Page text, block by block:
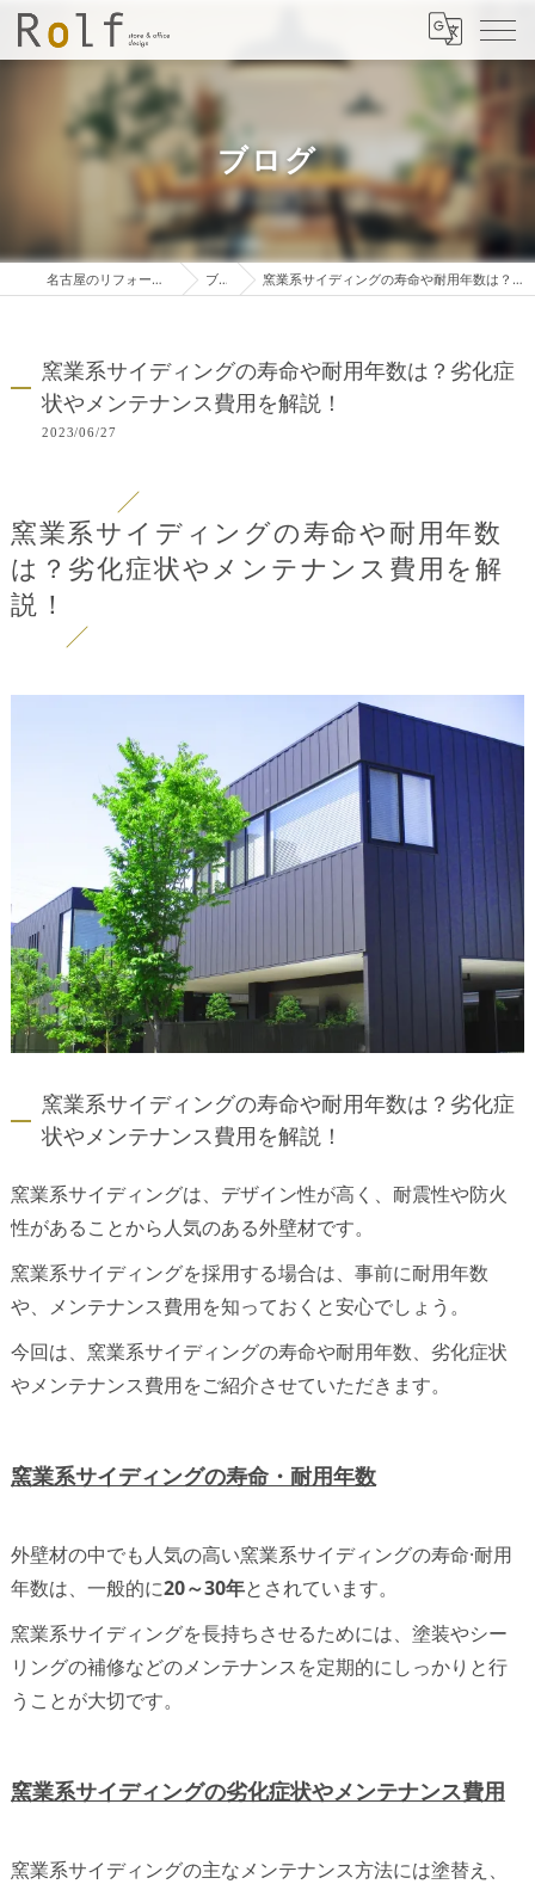
ブログ
名古屋のリフォームは株式会社ロルフ ブログ 窯業系サイディングの寿命や耐用年数は？劣化症状やメンテナンス費用を解説！
窯業系サイディングの寿命や耐用年数は？劣化症
状やメンテナンス費用を解説！
2023/06/27
窯業系サイディングの寿命や耐用年数
は？劣化症状やメンテナンス費用を解
説！
窯業系サイディングの寿命や耐用年数は？劣化症
状やメンテナンス費用を解説！
窯業系サイディングは、デザイン性が高く、耐震性や防火
性があることから人気のある外壁材です。
窯業系サイディングを採用する場合は、事前に耐用年数
や、メンテナンス費用を知っておくと安心でしょう。
今回は、窯業系サイディングの寿命や耐用年数、劣化症状
やメンテナンス費用をご紹介させていただきます。
窯業系サイディングの寿命・耐用年数
外壁材の中でも人気の高い窯業系サイディングの寿命·耐用
年数は、一般的に20～30年とされています。
窯業系サイディングを長持ちさせるためには、塗装やシー
リングの補修などのメンテナンスを定期的にしっかりと行
うことが大切です。
窯業系サイディングの劣化症状やメンテナンス費用
窯業系サイディングの主なメンテナンス方法には塗替え、